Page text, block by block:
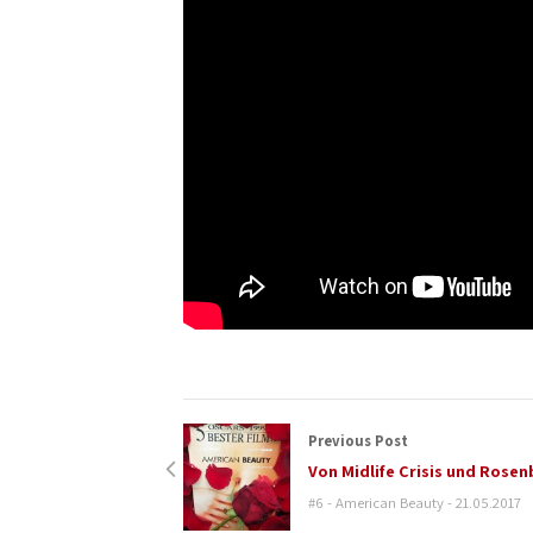
Previous Post
Von Midlife Crisis und
#6 - American Beauty - 21.05.2017